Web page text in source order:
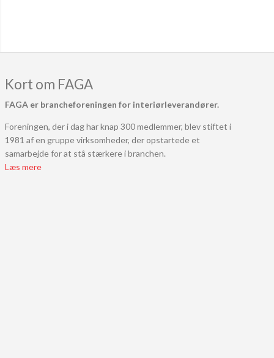
Kort om FAGA
FAGA er brancheforeningen for interiørleverandører.
Foreningen, der i dag har knap 300 medlemmer, blev stiftet i
1981 af en gruppe virksomheder, der opstartede et
samarbejde for at stå stærkere i branchen.
Læs mere